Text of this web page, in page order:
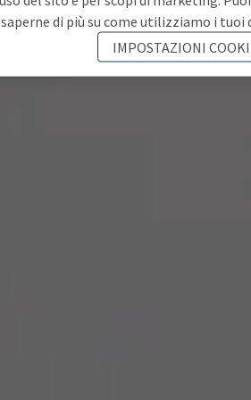
di più su come utilizziamo i tuoi
IMPOSTAZIONI